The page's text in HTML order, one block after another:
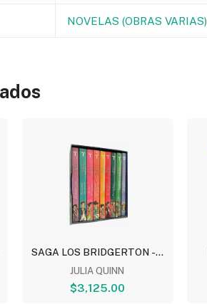
NOVELAS (OBRAS VARIAS)
SAGA LOS BRIDGERTON -...
JULIA QUINN
$3,125.00